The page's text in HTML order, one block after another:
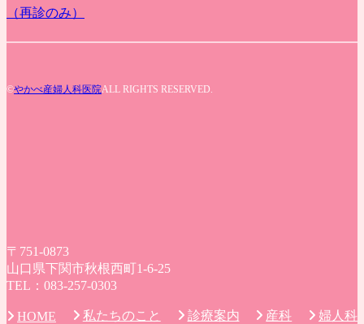
（再診のみ）
©やかべ産婦人科医院ALL RIGHTS RESERVED.
〒751-0873
山口県下関市秋根西町1-6-25
TEL：083-257-0303
HOME 私たちのこと 診療案内 産科
婦人科